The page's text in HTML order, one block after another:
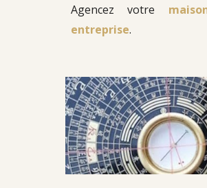
Agencezvotre
entreprise.